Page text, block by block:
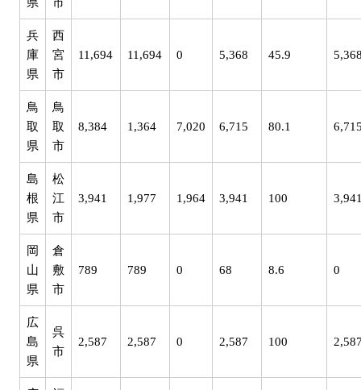
兵
庫
県
西
宮
市
11,694 11,694 0 5,368 45.9
鳥
取
県
鳥
取
市
8,384 1,364 7,020 6,715 80.1
島
根
県
松
江
市
3,941 1,977 1,964 3,941 100
岡
山
県
倉
敷
市
789 789 0 68 8.6 0
広
島
県
呉
市
2,587 2,587 0 2,587 100